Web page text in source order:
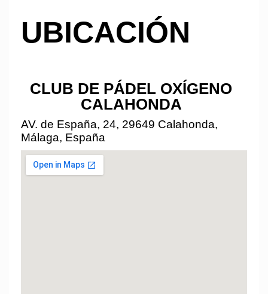
UBICACIÓN
CLUB DE PÁDEL OXÍGENO
CALAHONDA
AV. de España, 24, 29649 Calahonda,
Málaga, España